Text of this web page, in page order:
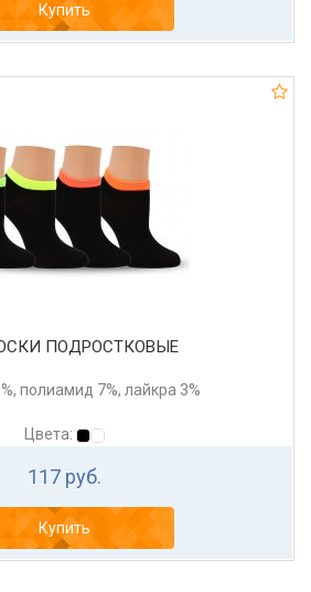
Купить
ПОДРОСТКОВЫЕ
полиамид 7%, лайкра 3%
Цвета:
117 руб.
Купить